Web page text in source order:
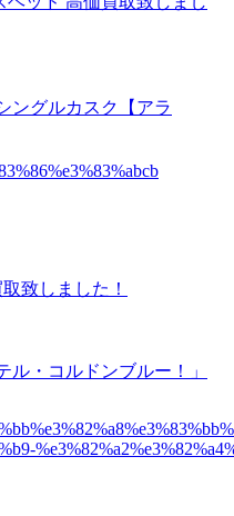
ングルカスク【アラ
致しました！
・コルドンブルー！」